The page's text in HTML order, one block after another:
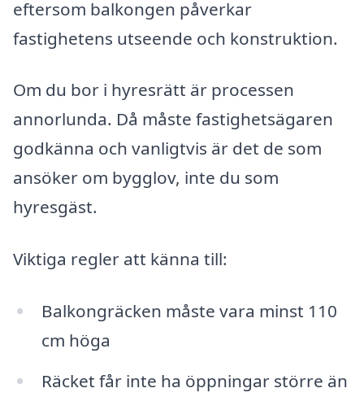
eftersom balkongen påverkar
fastighetens utseende och konstruktion.
Om du bor i hyresrätt är processen
annorlunda. Då måste fastighetsägaren
godkänna och vanligtvis är det de som
ansöker om bygglov, inte du som
hyresgäst.
Viktiga regler att känna till:
Balkongräcken måste vara minst 110
cm höga
Räcket får inte ha öppningar större än